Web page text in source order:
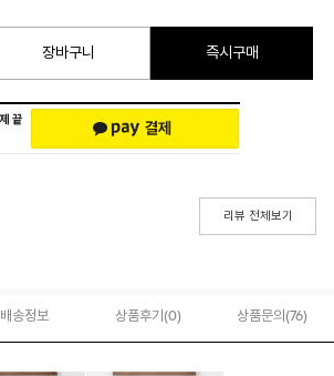
장바구니 즉시구매
리뷰 전체보기
배송정보 상품후기(0) 상품문의 (76)